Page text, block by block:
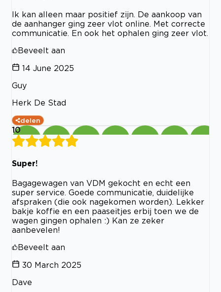
Ik kan alleen maar positief zijn. De aankoop van
de aanhanger ging zeer vlot online. Met correcte
communicatie. En ook het ophalen ging zeer vlot.
Beveelt aan
14 June 2025
Guy
Herk De Stad
delen
10
Super!
Bagagewagen van VDM gekocht en echt een
super service. Goede communicatie, duidelijke
afspraken (die ook nagekomen worden). Lekker
bakje koffie en een paaseitjes erbij toen we de
wagen gingen ophalen :) Kan ze zeker
aanbevelen!
Beveelt aan
30 March 2025
Dave